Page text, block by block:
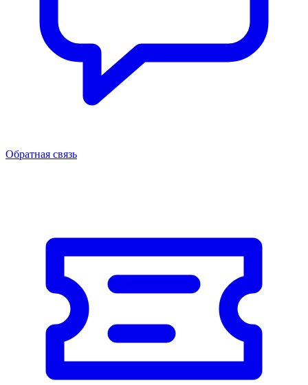
Обратная связь